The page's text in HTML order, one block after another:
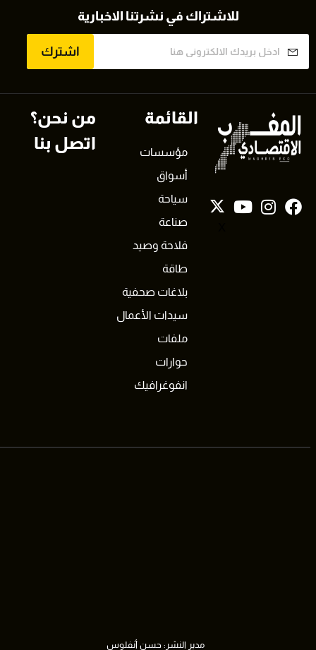
للاشتراك في نشرتنا الاخبارية
اشترك
القائمة
مؤسسات
أسواق
سياحة
صناعة
فلاحة وصيد
طاقة
بلاغات صحفية
سيدات الأعمال
ملفات
حوارات
انفوغرافيك
من نحن؟
اتصل بنا
مدير النشر: حسن أنفلوس